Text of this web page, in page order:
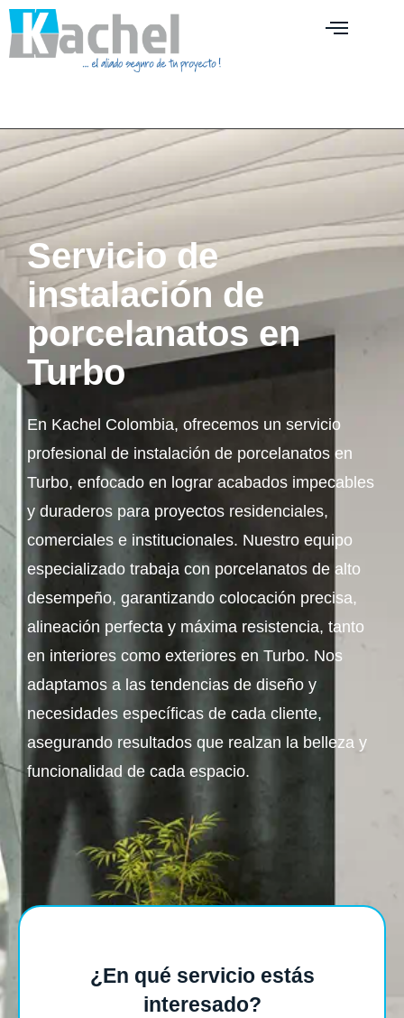
Servicio de
instalación de
porcelanatos en
Turbo
En Kachel Colombia, ofrecemos un servicio
profesional de instalación de porcelanatos en
Turbo, enfocado en lograr acabados impecables
y duraderos para proyectos residenciales,
comerciales e institucionales. Nuestro equipo
especializado trabaja con porcelanatos de alto
desempeño, garantizando colocación precisa,
alineación perfecta y máxima resistencia, tanto
en interiores como exteriores en Turbo. Nos
adaptamos a las tendencias de diseño y
necesidades específicas de cada cliente,
asegurando resultados que realzan la belleza y
funcionalidad de cada espacio.
¿En qué servicio estás
interesado?